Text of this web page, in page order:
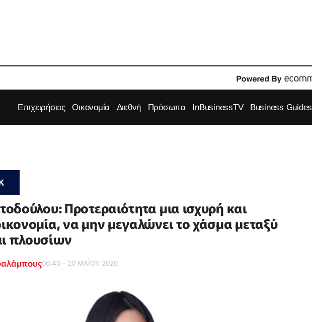
Επιχειρήσεις Οικονομία Διεθνή Πρόσωπα InBusinessTV Business Guides
Προτεραιότητα μια ισχυρή και
να μην μεγαλώνει το χάσμα μεταξύ
πλουσίων
06:40 - 20 ΜΑΪ́ΟΥ 2026